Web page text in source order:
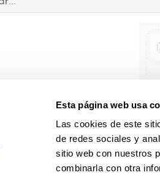
Esta página web usa
Las cookies de este
de redes sociales y
sitio web con nuestros
combinarla con otra